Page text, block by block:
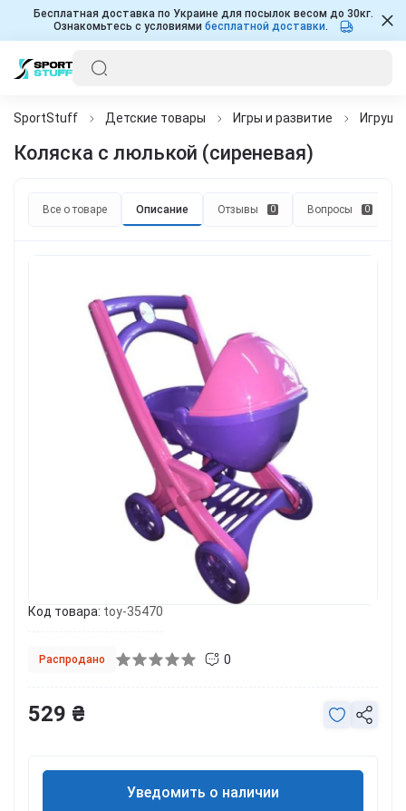
Бесплатная доставка по Украине для посылок весом до 30кг.
Ознакомьтесь с условиями бесплатной доставки.
SportStuff Детские товары Игры и развитие
Коляска с люлькой (сиреневая)
Все о товаре Описание Отзывы 0 Вопросы 0
Код товара: toy-35470
Распродано 0
529 ₴
Уведомить о наличии